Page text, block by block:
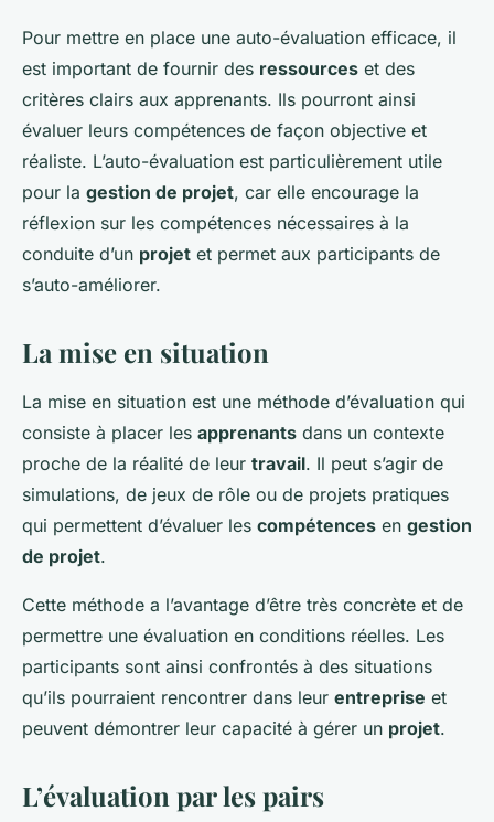
Pour mettre en place une auto-évaluation efficace, il
est important de fournir des ressources et des
critères clairs aux apprenants. Ils pourront ainsi
évaluer leurs compétences de façon objective et
réaliste. L’auto-évaluation est particulièrement utile
pour la gestion de projet, car elle encourage la
réflexion sur les compétences nécessaires à la
conduite d’un projet et permet aux participants de
s’auto-améliorer.
La mise en situation
La mise en situation est une méthode d’évaluation qui
consiste à placer les apprenants dans un contexte
proche de la réalité de leur travail. Il peut s’agir de
simulations, de jeux de rôle ou de projets pratiques
qui permettent d’évaluer les compétences en gestion
de projet.
Cette méthode a l’avantage d’être très concrète et de
permettre une évaluation en conditions réelles. Les
participants sont ainsi confrontés à des situations
qu’ils pourraient rencontrer dans leur entreprise et
peuvent démontrer leur capacité à gérer un projet.
L’évaluation par les pairs